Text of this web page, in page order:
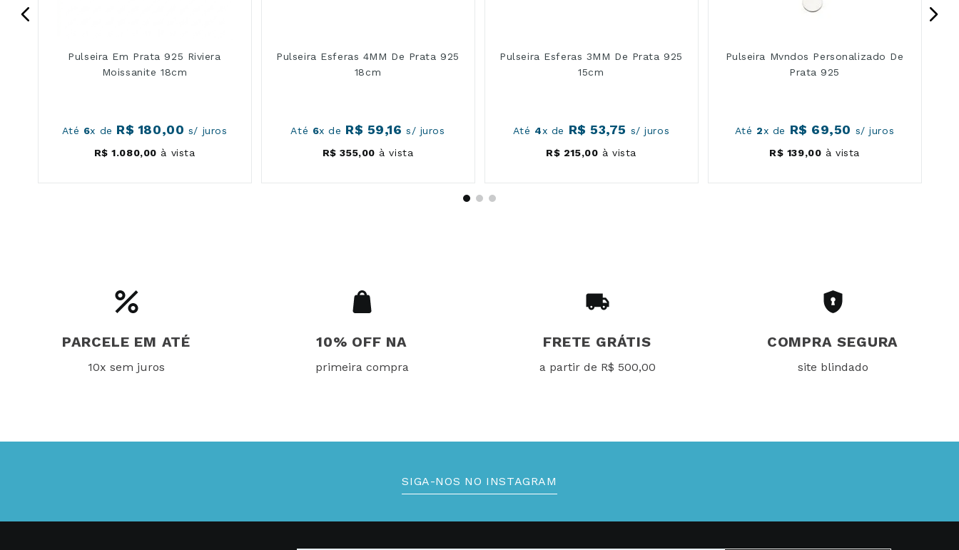
Pulseira Em Prata 925 Riviera
Moissanite 18cm
Até 6x de R$ 180,00 s/ juros
R$ 1.080,00 à vista
Pulseira Esferas 4MM De Prata 925
18cm
Até 6x de R$ 59,16 s/ juros
R$ 355,00 à vista
Pulseira Esferas 3MM De Prata 925
15cm
Até 4x de R$ 53,75 s/ juros
R$ 215,00 à vista
Pulseira Mvndos Personalizado De
Prata 925
Até 2x de R$ 69,50 s/ juros
R$ 139,00 à vista
PARCELE EM ATÉ
10x sem juros
10% OFF NA
primeira compra
FRETE GRÁTIS
a partir de R$ 500,00
COMPRA SEGURA
site blindado
SIGA-NOS NO INSTAGRAM